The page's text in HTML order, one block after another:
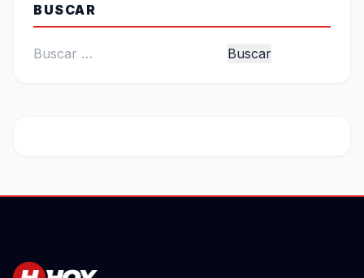
BUSCAR
Buscar: